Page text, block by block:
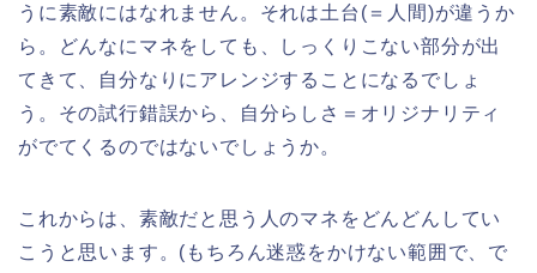
うに素敵にはなれません。それは土台(＝人間)が違うか
ら。どんなにマネをしても、しっくりこない部分が出
てきて、自分なりにアレンジすることになるでしょ
う。その試行錯誤から、自分らしさ＝オリジナリティ
がでてくるのではないでしょうか。
これからは、素敵だと思う人のマネをどんどんしてい
こうと思います。(もちろん迷惑をかけない範囲で、で